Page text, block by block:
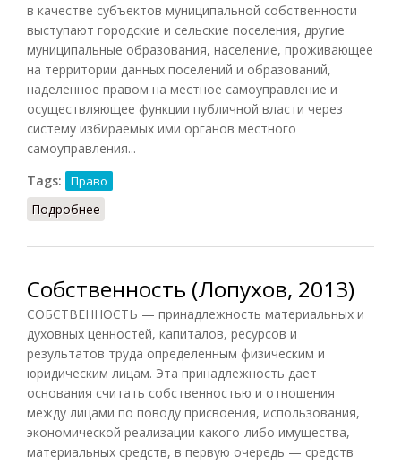
в качестве субъектов муниципальной собственности
выступают городские и сельские поселения, другие
муниципальные образования, население, проживающее
на территории данных поселений и образований,
наделенное правом на местное самоуправление и
осуществляющее функции публичной власти через
систему избираемых ими органов местного
самоуправления...
Tags:
Право
Подробнее
Собственность (Лопухов, 2013)
СОБСТВЕННОСТЬ — принадлежность материальных и
духовных ценностей, капиталов, ресурсов и
результатов труда определенным физическим и
юридическим лицам. Эта принадлежность дает
основания считать собственностью и отношения
между лицами по поводу присвоения, использования,
экономической реализации какого-либо имущества,
материальных средств, в первую очередь — средств